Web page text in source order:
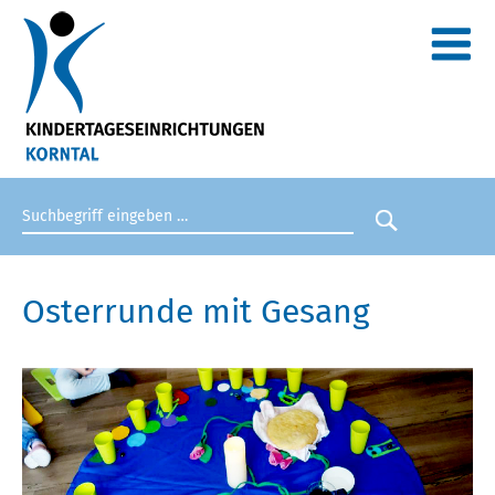
Suchbegriff eingeben
Suche
Osterrunde mit Gesang